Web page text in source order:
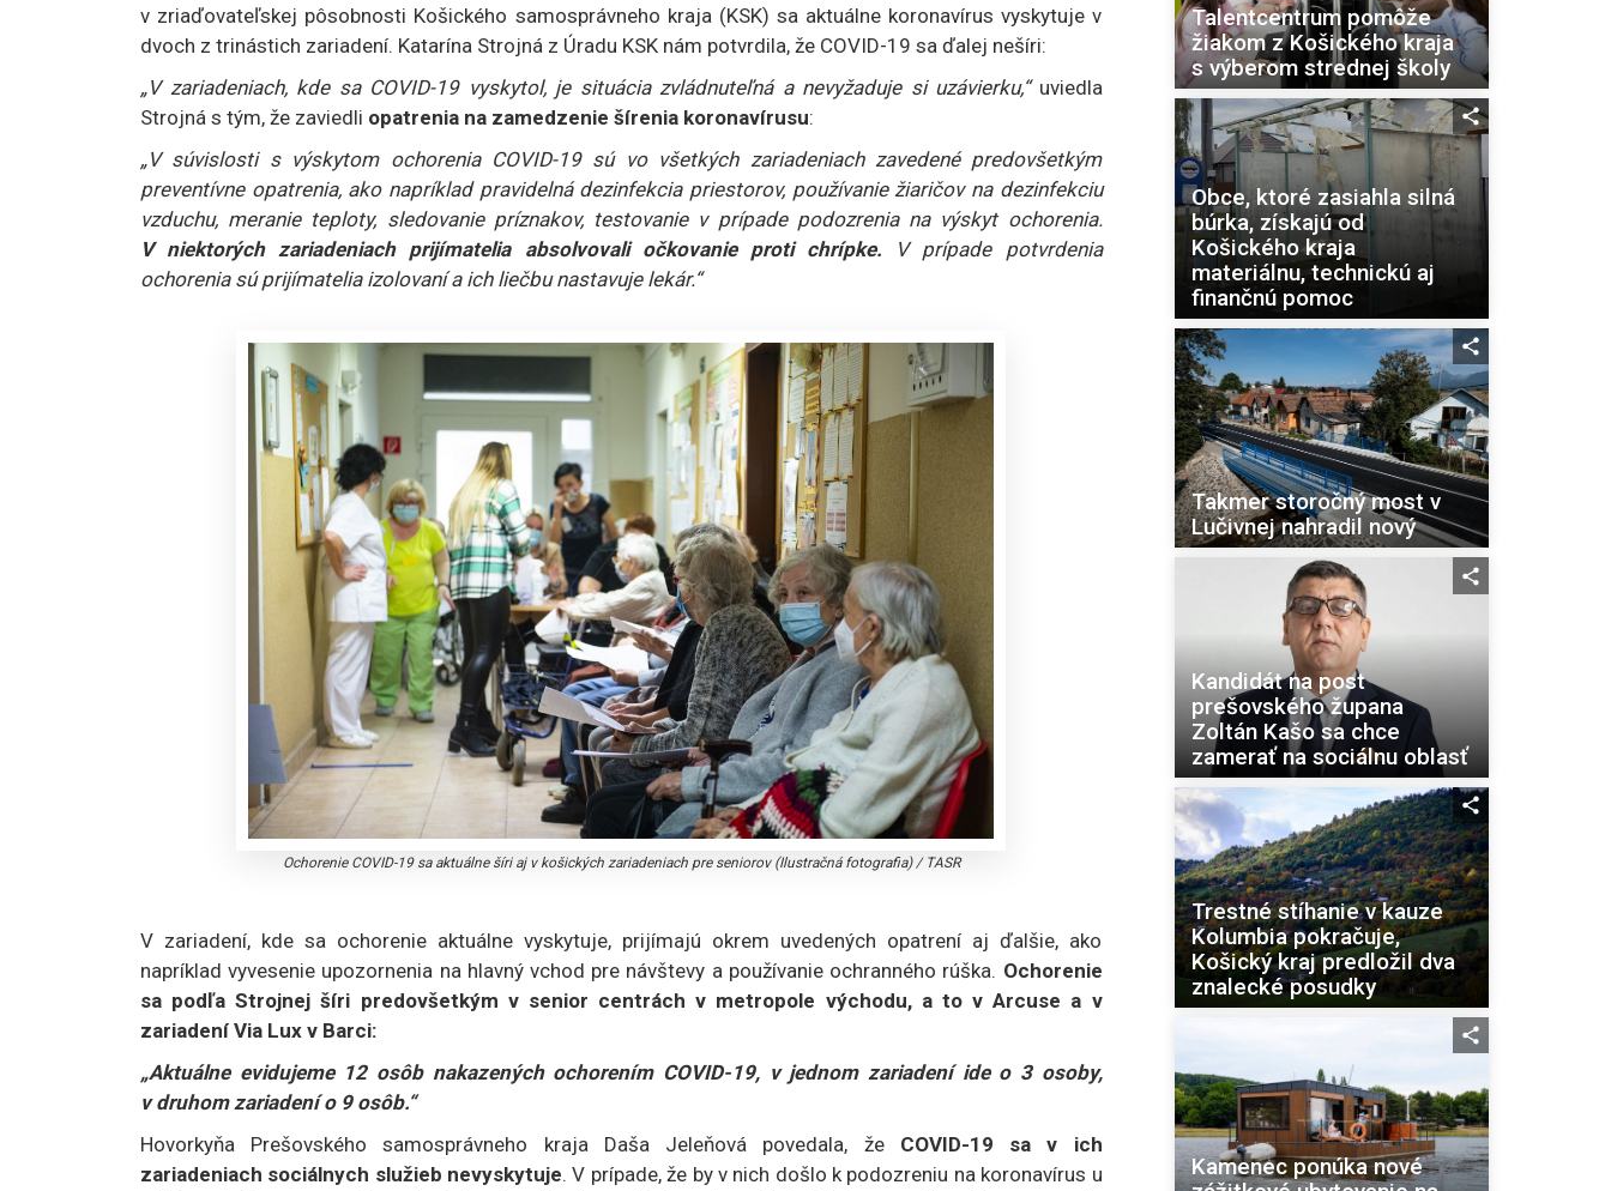
v zriaďovateľskej pôsobnosti Košického samosprávneho kraja (KSK) sa aktuálne koronavírus vyskytuje v
dvoch z trinástich zariadení. Katarína Strojná z Úradu KSK nám potvrdila, že COVID-19 sa ďalej nešíri:
„V zariadeniach, kde sa COVID-19 vyskytol, je situácia zvládnuteľná a nevyžaduje si uzávierku,“ uviedla
Strojná s tým, že zaviedli opatrenia na zamedzenie šírenia koronavírusu:
„V súvislosti s výskytom ochorenia COVID-19 sú vo všetkých zariadeniach zavedené predovšetkým
preventívne opatrenia, ako napríklad pravidelná dezinfekcia priestorov, používanie žiaričov na dezinfekciu
vzduchu, meranie teploty, sledovanie príznakov, testovanie v prípade podozrenia na výskyt ochorenia.
V niektorých zariadeniach prijímatelia absolvovali očkovanie proti chrípke.
V prípade potvrdenia
ochorenia sú prijímatelia izolovaní a ich liečbu nastavuje lekár.“
Ochorenie COVID-19 sa aktuálne šíri aj v košických zariadeniach pre seniorov (Ilustračná fotografia)/ TASR
V zariadení, kde sa ochorenie aktuálne vyskytuje, prijímajú okrem uvedených opatrení aj ďalšie, ako
napríklad vyvesenie upozornenia na hlavný vchod pre návštevy a používanie ochranného rúška. Ochorenie
sa podľa Strojnej šíri predovšetkým v senior centrách v metropole východu, a to v Arcuse a v
zariadení Via Lux v Barci:
„Aktuálne evidujeme 12 osôb nakazených ochorením COVID-19, v jednom zariadení ide o 3 osoby,
v druhom zariadení o 9 osôb.“
Hovorkyňa Prešovského samosprávneho kraja Daša Jeleňová povedala, že COVID-19 sa v ich
zariadeniach sociálnych služieb nevyskytuje. V prípade, že by v nich došlo k podozreniu na koronavírus u
Talentcentrum pomôže
žiakom z Košického kraja
s výberom strednej školy
Obce, ktoré zasiahla silná
búrka, získajú od
Košického kraja
materiálnu, technickú aj
finančnú pomoc
Takmer storočný most v
Lučivnej nahradil nový
Kandidát na post
prešovského župana
Zoltán Kašo sa chce
zamerať na sociálnu oblasť
Trestné stíhanie v kauze
Kolumbia pokračuje,
Košický kraj predložil dva
znalecké posudky
Kamenec ponúka nové